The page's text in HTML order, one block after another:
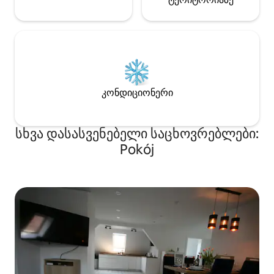
კონდიციონერი
სხვა დასასვენებელი საცხოვრებლები:
Pokój